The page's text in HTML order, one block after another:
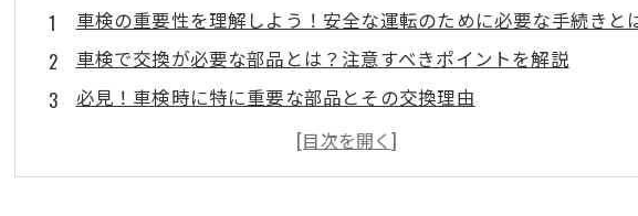
車検の重要性を理解しよう！安全な運転のために必要な手続きと
車検で交換が必要な部品とは？注意すべきポイントを解説
必見！車検時に特に重要な部品とその交換理由
交換部品の選び方：信頼できる部品を見極めるためのガイド
安心な車検のための準備：交換部品のチェックリスト